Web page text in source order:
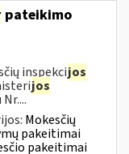
pateikimo
inspekcijos
jos
Mokesčių
pakeitimai
pakeitimai